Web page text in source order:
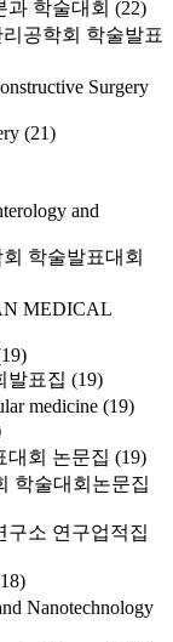
과 학술대회 (22)
공학회 학술발표
Surgery
(21)
and
학술발표대회
MEDICAL
발표집 (19)
medicine (19)
대회 논문집 (19)
학술대회논문집
구소 연구업적집
Nanotechnology